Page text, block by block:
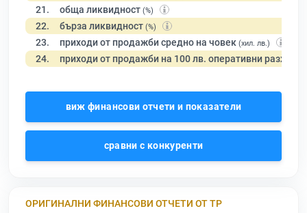
21. обща ликвидност (%)
22. бърза ликвидност (%)
23. приходи от продажби средно на човек (хил. лв.)
24. приходи от продажби на 100 лв. оперативни разходи
виж финансови отчети и показатели
сравни с конкуренти
ОРИГИНАЛНИ ФИНАНСОВИ ОТЧЕТИ ОТ ТР